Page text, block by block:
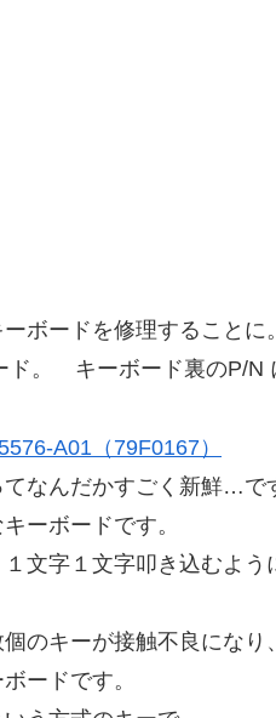
ボードを修理することに。
ド。 キーボード裏のP/N
なんだかすごく新鮮…で
ーボードです。
文字１文字叩き込むよう
のキーが接触不良になり、
ードです。